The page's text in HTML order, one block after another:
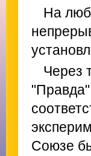
На
Через
Союзе